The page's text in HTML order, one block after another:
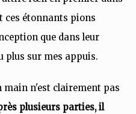
ces étonnants pions
que dans leur
plus sur mes appuis.
main n'est clairement pas
plusieurs parties, il